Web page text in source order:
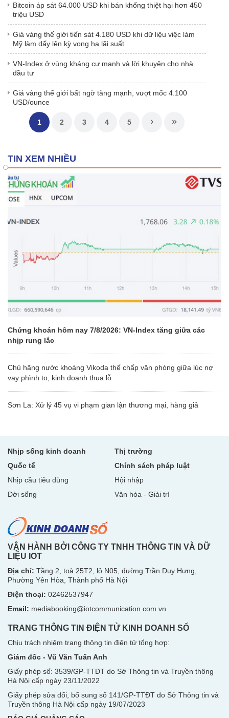
Bitcoin áp sát 64.000 USD khi bán khống thiệt hại hơn 450
triệu USD
Giá vàng thế giới tiến sát 4.180 USD khi dữ liệu việc làm
Mỹ làm dấy lên kỳ vọng hạ lãi suất
VN-Index ở vùng kháng cự mạnh và lời khuyên cho nhà
đầu tư
Giá vàng thế giới bất ngờ tăng mạnh, vượt mốc 4.100
USD/ounce
1 2 3 4 5
TIN XEM NHIỀU
Chứng khoán hôm nay 7/8/2026: VN-Index tăng giữa các
nhịp rung lắc
Chủ hãng nước khoáng Vikoda thế chấp văn phòng giữa lúc nợ
vay phình to, kinh doanh thua lỗ
Sơn La: Xử lý 45 vụ vi phạm gian lận thương mại, hàng giả
Nhịp sống kinh doanh
Thị trường
Quốc tế
Chính sách pháp luật
Nhịp cầu tiêu dùng
Hội nhập
Đời sống
Văn hóa - Giải trí
VẬN HÀNH BỞI CÔNG TY TNHH THÔNG TIN VÀ DỮ
LIỆU IOT
Địa chỉ: Tầng 2, toà 25T2, lô N05, đường Trần Duy Hưng,
Phường Yên Hòa, Thành phố Hà Nội
Điện thoại: 02462537947
Email: mediabooking@iotcommunication.com.vn
TRANG THÔNG TIN ĐIỆN TỬ KINH DOANH SỐ
Chịu trách nhiệm trang thông tin điện tử tổng hợp:
Giám đốc - Vũ Văn Tuấn Anh
Giấy phép số: 3539/GP-TTĐT do Sở Thông tin và Truyền thông
Hà Nội cấp ngày 23/11/2022
Giấy phép sửa đổi, bổ sung số 141/GP-TTĐT do Sở Thông tin và
Truyền thông Hà Nội cấp ngày 19/07/2023